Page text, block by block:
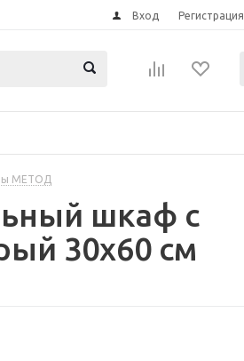
Вход Регистрация
МЕТОД
шкаф с
30x60 см